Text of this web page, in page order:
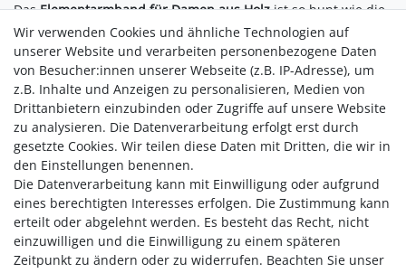
DasElementarmband für Damen aus Holzist so bunt wie die
Natur. Es wird aus unterschiedlichen Holzarten wie Walnuss,
Ahorn, Sandelholz, Barrique Weinfass, etc. gefertigt und
gebürstetem Edelstahl gefertigt. Ein zusätzliches
Edelstahlelement kann personalisiert werden. Das Waidzeit
Armband ist auch ein beliebtes Geschenk für die Damenwelt.
Geschenkverpackung und Werkzeug zum Anpassen werden
kostenlos mitgeliefert.
Wir verwenden Cookies und ähnliche Technologien auf
unserer Website und verarbeiten personenbezogene Daten
von Besucher:innen unserer Webseite (z.B. IP-Adresse), um
z.B. Inhalte und Anzeigen zu personalisieren, Medien von
Drittanbietern einzubinden oder Zugriffe auf unsere Website
zu analysieren. Die Datenverarbeitung erfolgt erst durch
gesetzte Cookies. Wir teilen diese Daten mit Dritten, die wir in
den Einstellungen benennen.
Die Datenverarbeitung kann mit Einwilligung oder aufgrund
eines berechtigten Interesses erfolgen. Die Zustimmung kann
erteilt oder abgelehnt werden. Es besteht das Recht, nicht
einzuwilligen und die Einwilligung zu einem späteren
Zeitpunkt zu ändern oder zu widerrufen. Beachten Sie unser